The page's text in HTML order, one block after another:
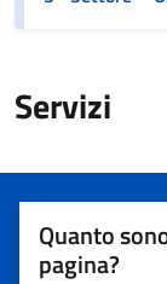
Servizi
Quanto
pagina?